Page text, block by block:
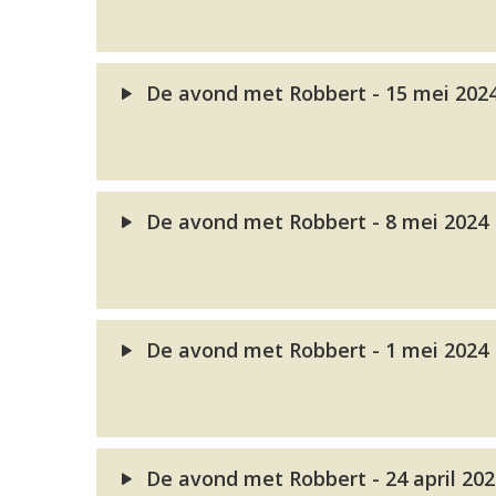
De avond met Robbert - 15 mei
De avond met Robbert - 8 mei 2024
De avond met Robbert - 1 mei 2024
De avond met Robbert - 24 april